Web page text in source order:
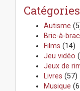
e
Catégories
Autisme
Bric-à-brac
Films (14)
Jeu vidéo
Jeux de
Livres (57)
Musique